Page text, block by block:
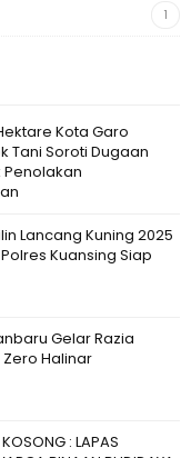
1
Kota Garo
Tani Soroti Dugaan
Penolakan
Lancang Kuning 2025
Kuansing Siap
Gelar Razia
Zero Halinar
: LAPAS